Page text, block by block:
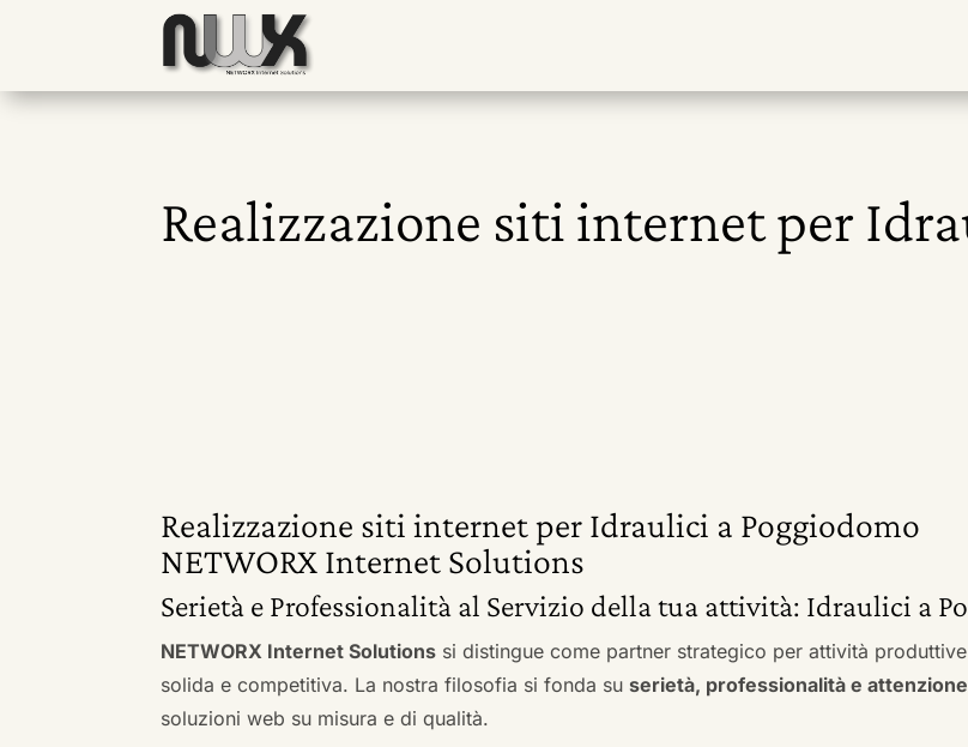
Realizzazione siti internet per
Realizzazione siti internet per Idraulici a Poggiodomo
NETWORX Internet Solutions
Serietà e Professionalità al Servizio della tua attività: Idraulici a
NETWORX Internet Solutions si distingue come partner strategico per attività
solida e competitiva. La nostra filosofia si fonda suserietà, professionalità e
soluzioni web su misura e di qualità.